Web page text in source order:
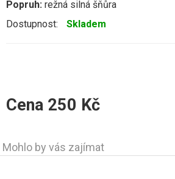
Popruh: režná silná šňůra
Dostupnost:
Skladem
Cena 250 Kč
Mohlo by vás zajímat